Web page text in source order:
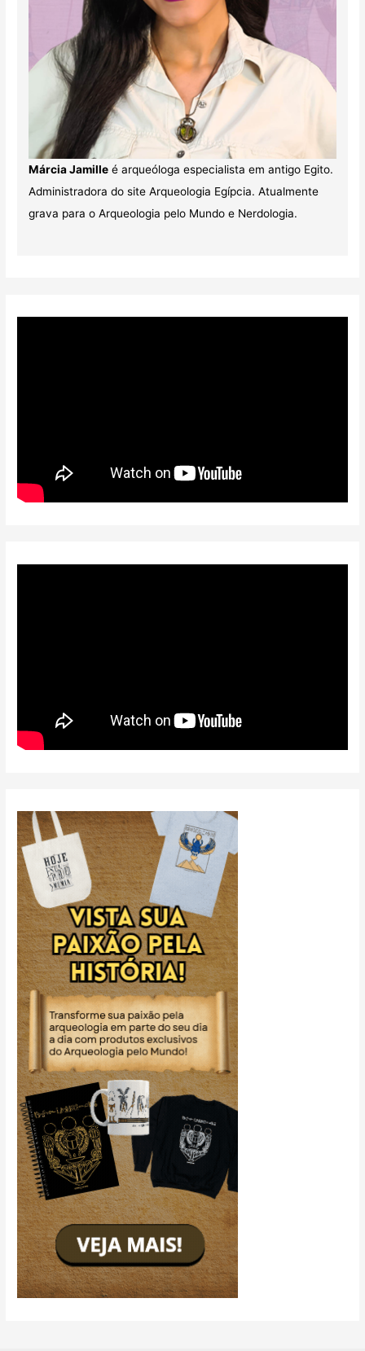
Márcia Jamilleé arqueóloga especialista em antigo Egito.
Administradora do site Arqueologia Egípcia. Atualmente
grava para o Arqueologia pelo Mundo e Nerdologia.